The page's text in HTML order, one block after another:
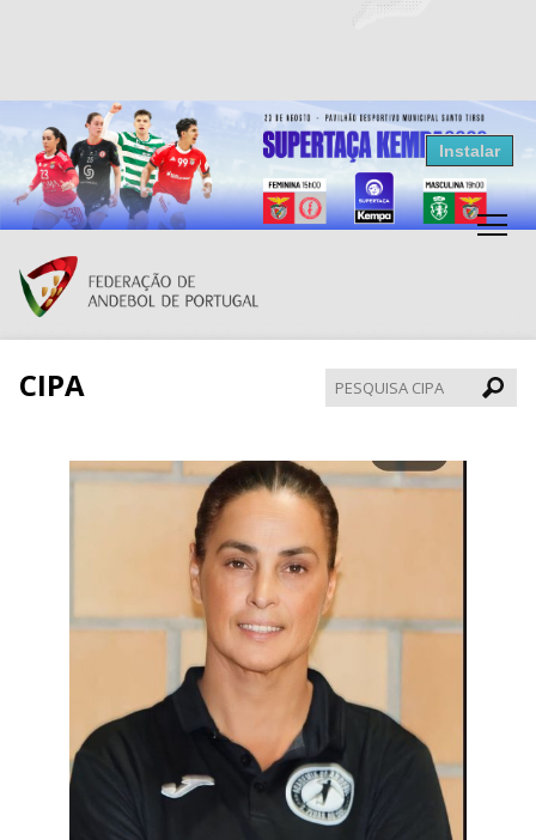
Resultados Andebol
Federação de Andebol de Portugal
Grátis - Disponivel na Play Store
Instalar
CIPA
CIPA